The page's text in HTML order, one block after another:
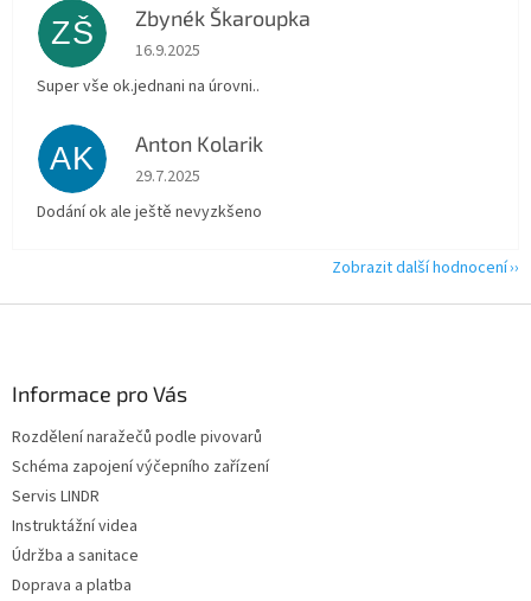
ZŠ Zbynék Škaroupka
Hodnocení obchodu je 5 z 5 hvězdiček.
16.9.2025
Super vše ok.jednani na úrovni..
AK Anton Kolarik
Hodnocení obchodu je 5 z 5 hvězdiček.
29.7.2025
Dodání ok ale ještě nevyzkšeno
Zobrazit další hodnocení
Informace pro Vás
Rozdělení naražečů podle pivovarů
Schéma zapojení výčepního zařízení
Servis LINDR
Instruktážní videa
Údržba a sanitace
Doprava a platba